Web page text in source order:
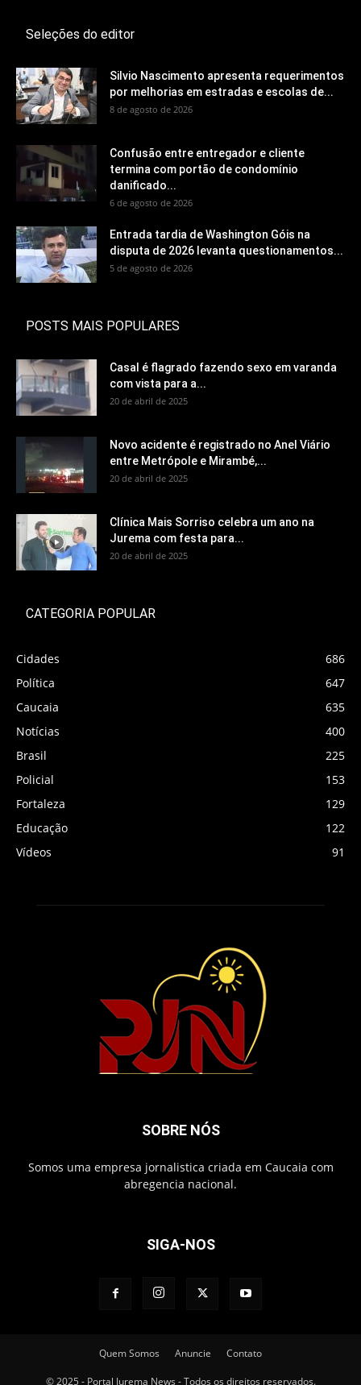
Seleções do editor
Silvio Nascimento apresenta requerimentos
por melhorias em estradas e escolas de...
8 de agosto de 2026
Confusão entre entregador e cliente
termina com portão de condomínio
danificado...
6 de agosto de 2026
Entrada tardia de Washington Góis na
disputa de 2026 levanta questionamentos...
5 de agosto de 2026
POSTS MAIS POPULARES
Casal é flagrado fazendo sexo em varanda
com vista para a...
20 de abril de 2025
Novo acidente é registrado no Anel Viário
entre Metrópole e Mirambé,...
20 de abril de 2025
Clínica Mais Sorriso celebra um ano na
Jurema com festa para...
20 de abril de 2025
CATEGORIA POPULAR
Cidades
686
Política
647
Caucaia
635
Notícias
400
Brasil
225
Policial
153
Fortaleza
129
Educação
122
Vídeos
91
SOBRE NÓS
Somos uma empresa jornalistica criada em Caucaia com
abregencia nacional.
SIGA-NOS
Quem Somos Anuncie Contato
© 2025 - Portal Jurema News - Todos os direitos reservados.